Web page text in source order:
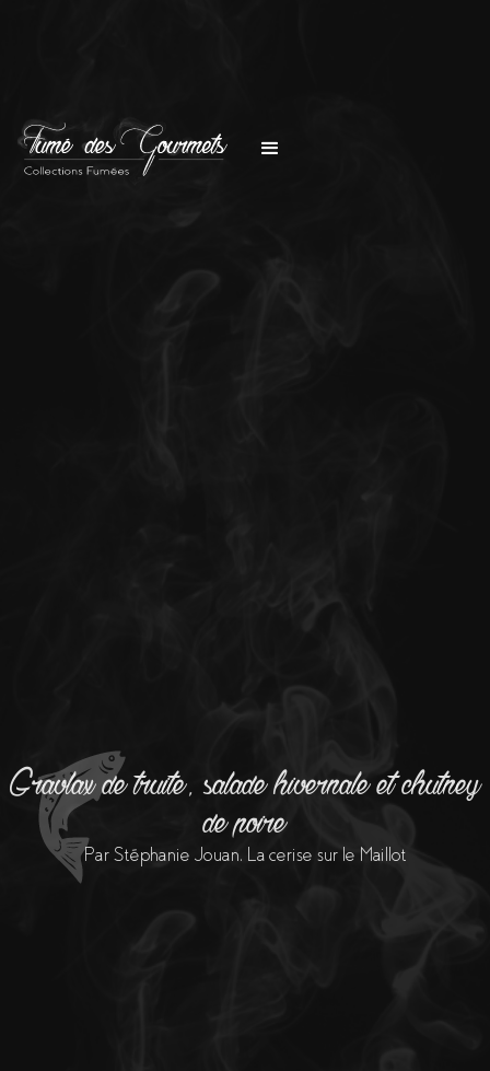
Gravlax de truite, salade hivernale et chutney
de poire
Par Stéphanie Jouan, La cerise sur le Maillot